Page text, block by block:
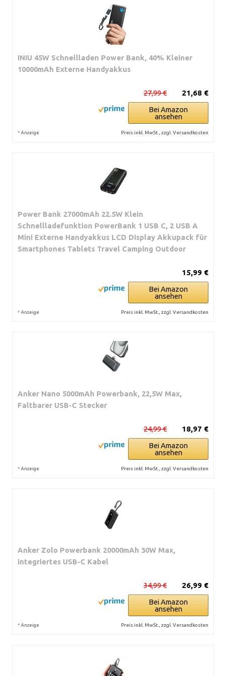
INIU 45W Schnellladen Power Bank, 40% Kleiner
10000mAh Externe Handyakkus
21,68 €
27,99 €
Bei Amazon
ansehen
* Anzeige Preis inkl. MwSt., zzgl. Versandkosten
Power Bank 27000mAh 22.5W Klein
Schnellladefunktion PowerBank 1 USB C, 2 USB A
Mini Externe Handyakkus LCD Display Akkupack für
Smartphones Tablets Travel Camping Outdoor
15,99 €
Bei Amazon
ansehen
* Anzeige Preis inkl. MwSt., zzgl. Versandkosten
Anker Nano 5000mAh Powerbank, 22,5W Max,
Faltbarer USB-C Stecker
18,97 €
24,99 €
Bei Amazon
ansehen
* Anzeige Preis inkl. MwSt., zzgl. Versandkosten
Anker Zolo Powerbank 20000mAh 30W Max,
integriertes USB-C Kabel
26,99 €
34,99 €
Bei Amazon
ansehen
* Anzeige Preis inkl. MwSt., zzgl. Versandkosten